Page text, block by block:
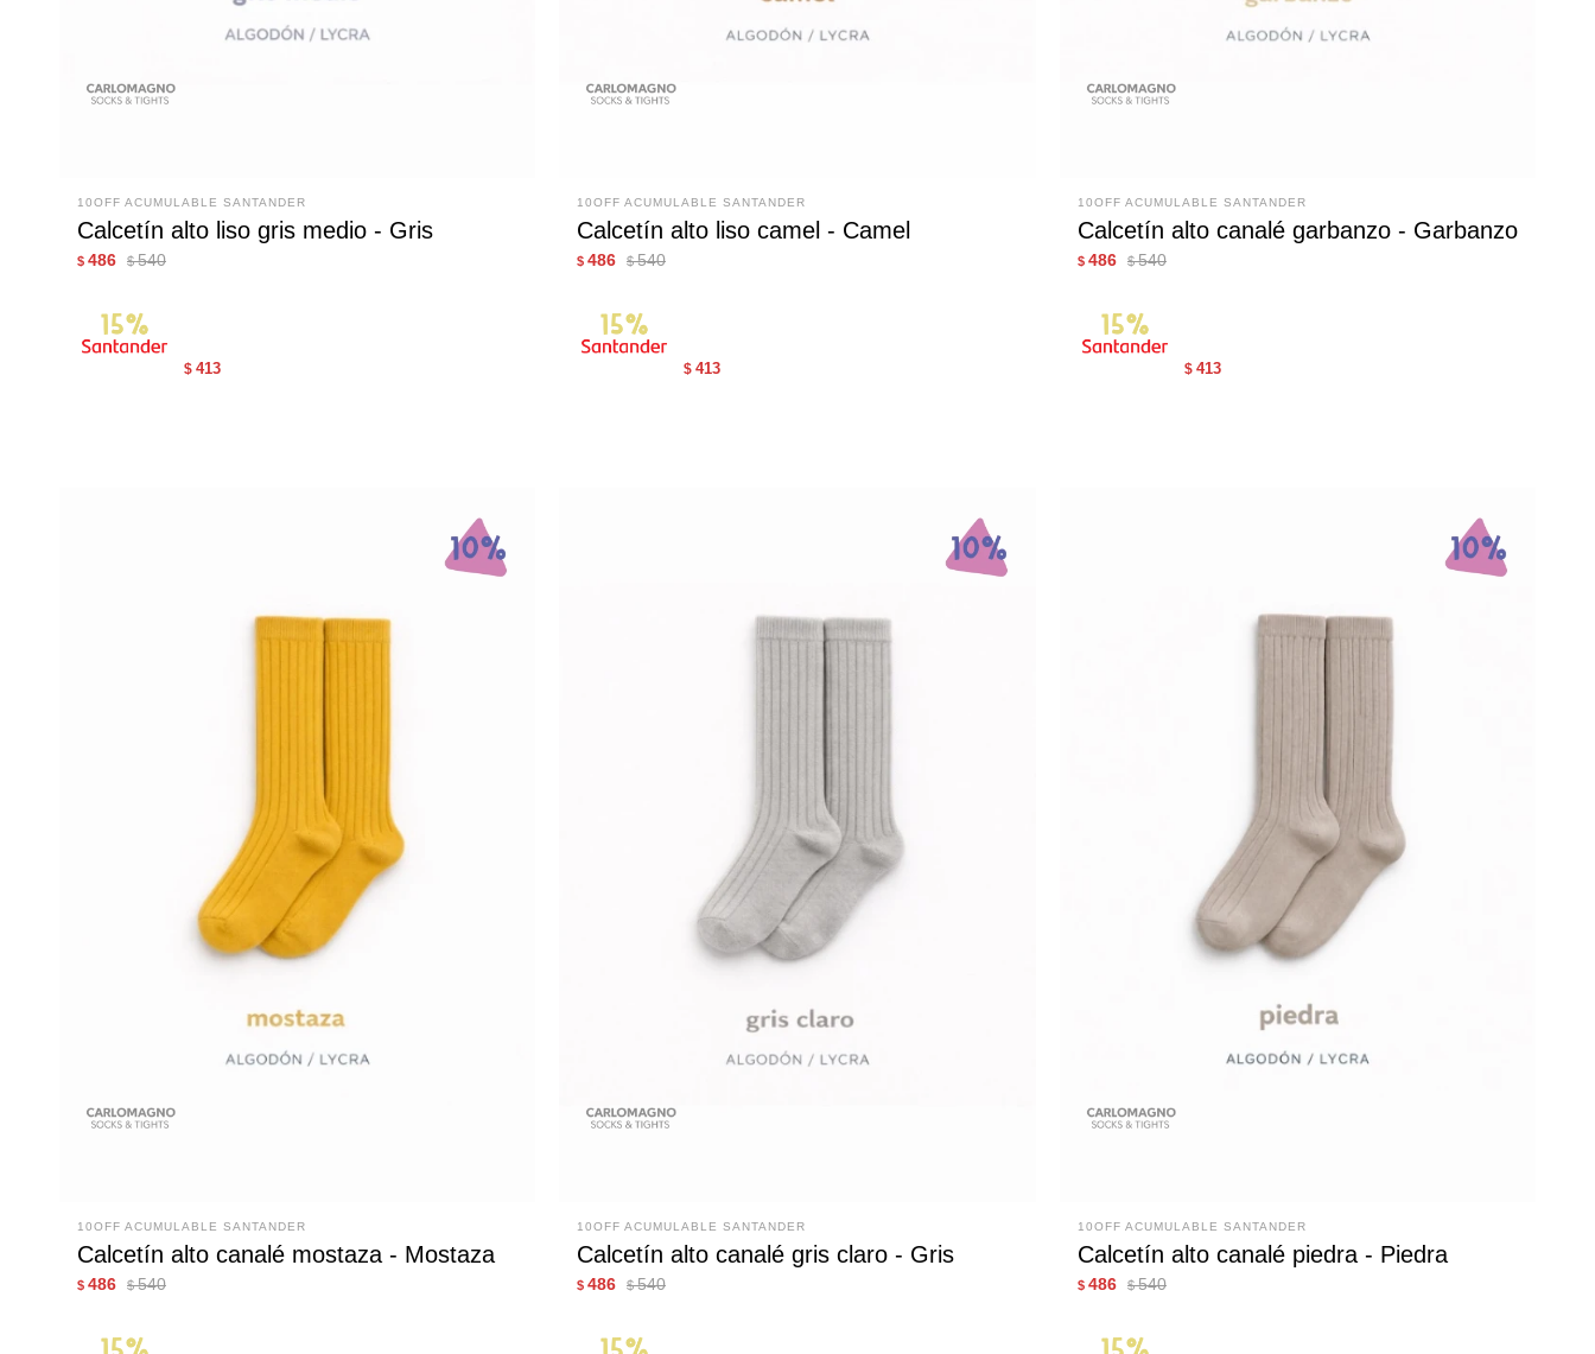
10OFF ACUMULABLE SANTANDER
Calcetín alto liso gris medio - Gris
$ 486 $ 540
$ 413
10OFF ACUMULABLE SANTANDER
Calcetín alto liso camel - Camel
$ 486 $ 540
$ 413
10OFF ACUMULABLE SANTANDER
Calcetín alto canalé garbanzo - Garbanzo
$ 486 $ 540
$ 413
10OFF ACUMULABLE SANTANDER
Calcetín alto canalé mostaza - Mostaza
$ 486 $ 540
10OFF ACUMULABLE SANTANDER
Calcetín alto canalé gris claro - Gris
$ 486 $ 540
10OFF ACUMULABLE SANTANDER
Calcetín alto canalé piedra - Piedra
$ 486 $ 540